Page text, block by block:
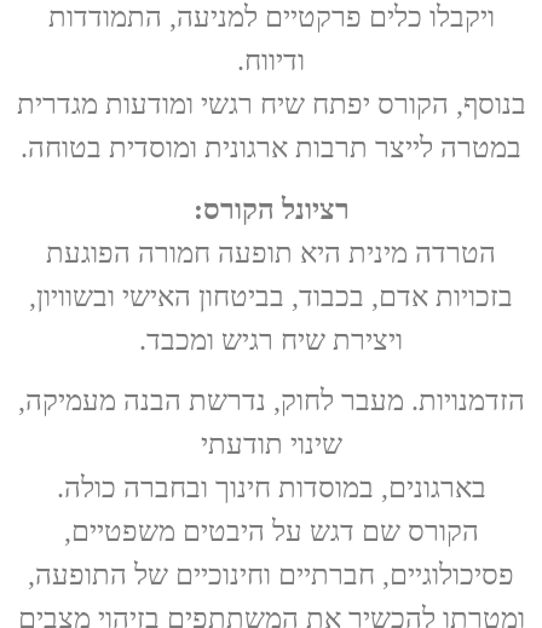
ויקבלו כלים פרקטיים למניעה, התמודדות
ודיווח.
בנוסף, הקורס יפתח שיח רגשי ומודעות מגדרית
במטרה לייצר תרבות ארגונית ומוסדית בטוחה.
רציונל הקורס:
הטרדה מינית היא תופעה חמורה הפוגעת
בזכויות אדם, בכבוד, בביטחון האישי ובשוויון,
ויצירת שיח רגיש ומכבד.
הזדמנויות. מעבר לחוק, נדרשת הבנה מעמיקה,
שינוי תודעתי
בארגונים, במוסדות חינוך ובחברה כולה.
הקורס שם דגש על היבטים משפטיים,
פסיכולוגיים, חברתיים וחינוכיים של התופעה,
ומטרתו להכשיר את המשתתפים בזיהוי מצבים